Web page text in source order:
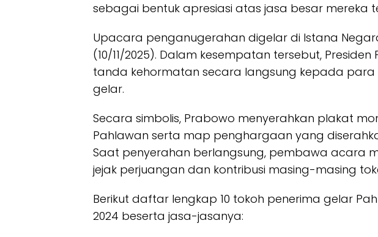
sebagai bentuk apresiasi atas jasa besar mereka
Upacara penganugerahan digelar di Istana
(10/11/2025). Dalam kesempatan tersebut,
tanda kehormatan secara langsung kepada para
gelar.
Secara simbolis, Prabowo menyerahkan plakat
Pahlawan serta map penghargaan yang
Saat penyerahan berlangsung, pembawa acara
jejak perjuangan dan kontribusi masing-masing
Berikut daftar lengkap 10 tokoh penerima gelar
2024 beserta jasa-jasanya: